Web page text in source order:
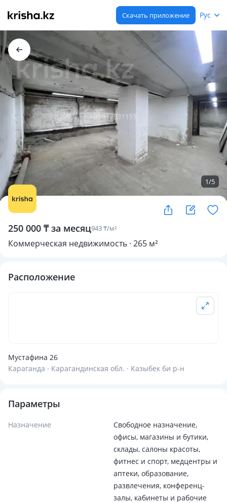
Скачать приложение Рус
1/5
250 000 ₸ за месяц943 ₸/м²
Коммерческая недвижимость · 265 м²
Расположение
Мустафина 26
Караганда · Карагандинская обл. · Казыбек би р-н
Параметры
Назначение
Свободное назначение,
офисы, магазины и бутики,
склады, салоны красоты,
фитнес и спорт, медцентры и
аптеки, образование,
развлечения, конференц-
залы, кабинеты и рабочие